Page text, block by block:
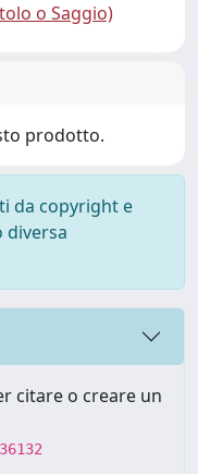
o Saggio)
prodotto.
da copyright e
diversa
citare o creare un